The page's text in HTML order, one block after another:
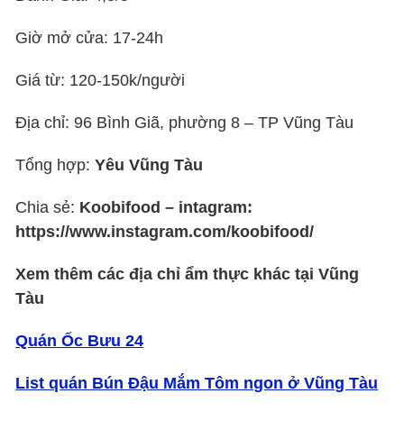
Giờ mở cửa: 17-24h
Giá từ: 120-150k/người
Địa chỉ: 96 Bình Giã, phường 8 – TP Vũng Tàu
Tổng hợp:Yêu Vũng Tàu
Chia sẻ: Koobifood – intagram:
https://www.instagram.com/koobifood/
Xem thêm các địa chỉ ẩm thực khác tại Vũng
Tàu
Quán Ốc Bưu 24
List quán Bún Đậu Mắm Tôm ngon ở Vũng Tàu